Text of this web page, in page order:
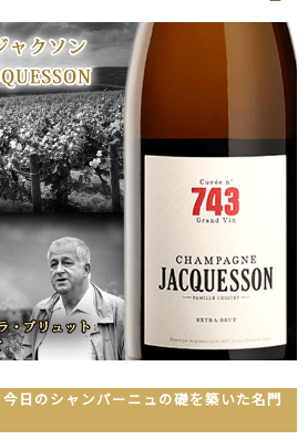
日のシャンパーニュの礎を築いた名門